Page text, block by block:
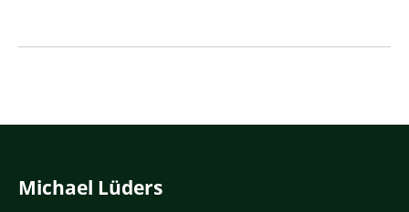
Michael Lüders